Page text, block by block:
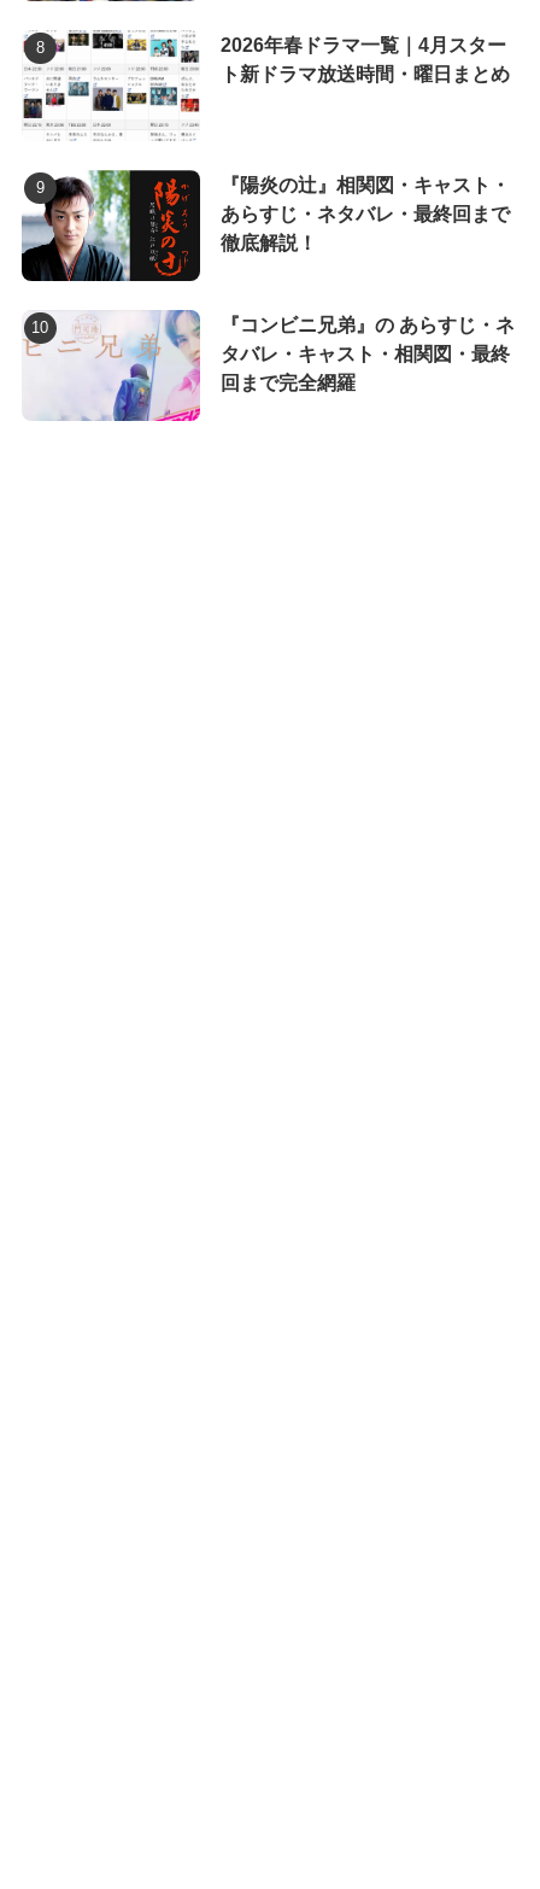
2026年春ドラマ一覧｜4月スター
ト新ドラマ放送時間・曜日まとめ
『陽炎の辻』相関図・キャスト・
あらすじ・ネタバレ・最終回まで
徹底解説！
『コンビニ兄弟』の あらすじ・ネ
タバレ・キャスト・相関図・最終
回まで完全網羅